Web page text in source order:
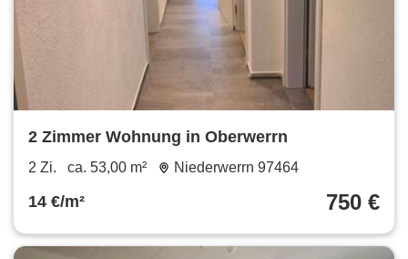
2 Zimmer Wohnung in Oberwerrn
2 Zi. ca. 53,00 m² Niederwerrn 97464
14 €/m² 750 €